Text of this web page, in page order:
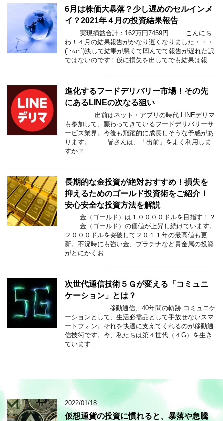
6月は株価大暴落？少し遅めのセルインメ
イ？2021年４月の投資結果報告
実現損益合計：162万円7459円 こんにち
わ！４月の結果報告がかなり遅くなりました・・・
(´･ω･`)決して結果が悪くて凹んでて報告が遅れた訳
ではないのです！仮に損失を出してでも結果は報 …
進化するフードデリバリー市場！その先
にあるLINEの次なる狙い
出前はネット・アプリの時代 LINEデリマ
も参加して、賑わってきているフードデリバリーサ
ービス業界。今後も飛躍的に成長しそうな予感があ
ります。 皆さんは、「出前」をよく利用しま
すか？ …
長期的な金投資が絶対おすすめ！損失を
抑えるためのゴールド投資術をご紹介！
安心安全な投資方法を解説
金（ゴールド）は１００００ドルを目指す！？
金（ゴールド）の価値が上昇し続けています。
２０００ドルを突破して２０１１年の最高値も更
新。不況時にも強い金、プラチナなど貴金属の投資
がとにかくお …
次世代通信技術５Ｇが変える「コミュニ
ケーション」とは？
移動通信、40年間の軌跡 コミュニケ
ーションとして、生活必需品として手放せないスマ
ートフォン。それを快適に支えてくれるのが移動通
信技術です。今、私たちは第４世代（４G）を生き
ています …
2022/01/18
仮想通貨の投資に慣れると、暴落や急騰